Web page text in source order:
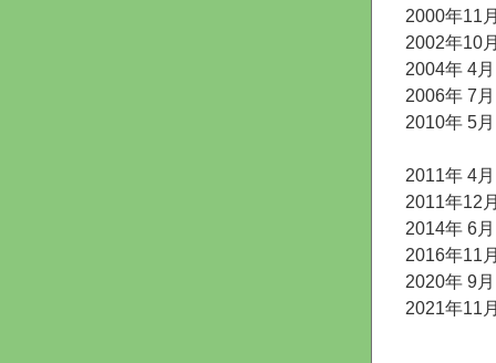
2000年11
2002年10
2004年 4月
2006年 7月
2010年 5月
2011年 4月
2011年12
2014年 6月
2016年11
2020年 9月
2021年11